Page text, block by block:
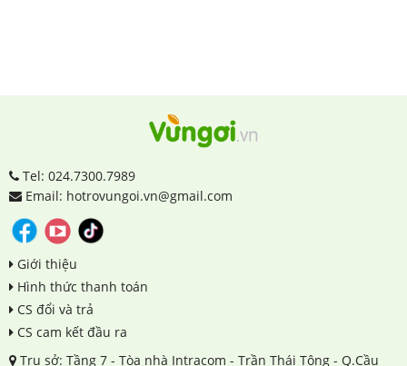
Tel: 024.7300.7989
Email: hotrovungoi.vn@gmail.com
Giới thiệu
Hình thức thanh toán
CS đổi và trả
CS cam kết đầu ra
Trụ sở: Tầng 7 - Tòa nhà Intracom - Trần Thái Tông - Q.Cầu